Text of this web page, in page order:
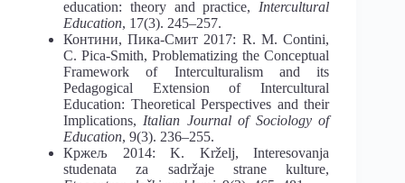
education: theory and practice, Intercultural
Education, 17(3). 245–257.
Контини, Пика-Смит 2017: R. M. Contini,
C. Pica-Smith, Problematizing the Conceptual
Framework of Interculturalism and its
Pedagogical Extension of Intercultural
Education: Theoretical Perspectives and their
Implications, Italian Journal of Sociology of
Education, 9(3). 236–255.
Кржељ 2014: K. Krželj, Interesovanja
studenata za sadržaje strane kulture,